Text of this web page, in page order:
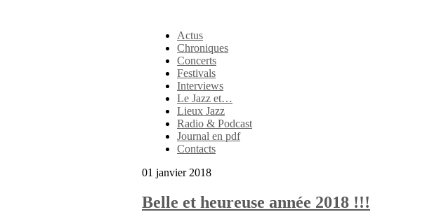
Actus
Chroniques
Concerts
Festivals
Interviews
Le Jazz et…
Lieux Jazz
Radio & Podcast
Journal en pdf
Contacts
01 janvier 2018
Belle et heureuse année 2018 !!!